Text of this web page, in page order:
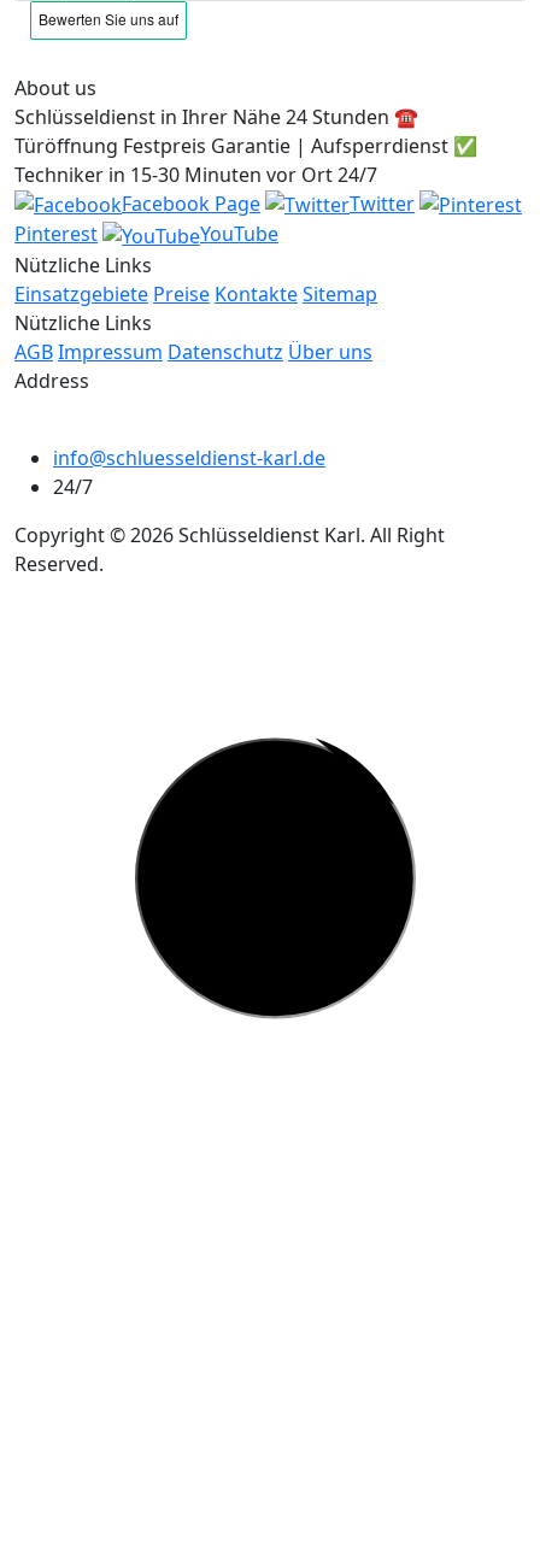
About us
Schlüsseldienst in Ihrer Nähe 24 Stunden ☎️
Türöffnung Festpreis Garantie | Aufsperrdienst ✅
Techniker in 15-30 Minuten vor Ort 24/7
Facebook Page
Twitter
Pinterest
YouTube
Nützliche Links
Einsatzgebiete Preise KontakteSitemap
Nützliche Links
AGBImpressum Datenschutz Über uns
Address
info@schluesseldienst-karl.de
24/7
Copyright © 2026 Schlüsseldienst Karl. All Right
Reserved.